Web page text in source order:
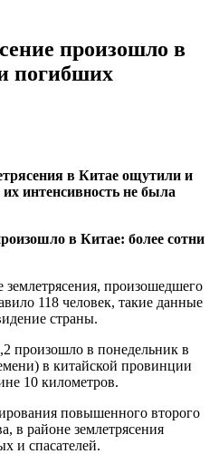
произошло в
погибших
в Китае ощутили и
интенсивность не была
землетрясения, произошедшего
118 человек, такие данные
страны.
произошло в понедельник в
в китайской провинции
10 километров.
повышенного второго
в районе землетрясения
и спасателей.